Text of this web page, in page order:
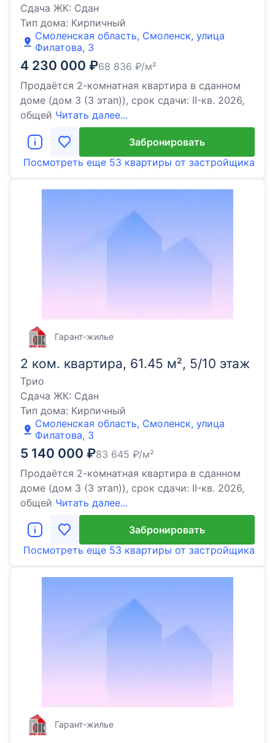
Сдача ЖК: Сдан
Тип дома: Кирпичный
Смоленская область, Смоленск, улица
Филатова, 3
4 230 000 ₽68 836 ₽/м²
Продаётся 2-комнатная квартира в сданном
доме (дом 3 (3 этап)), срок сдачи: II-кв. 2026,
общей Читать далее...
Забронировать
Посмотреть еще 53 квартиры от застройщика
2 ком. квартира, 61.45 м², 5/10 этаж
Трио
Сдача ЖК: Сдан
Тип дома: Кирпичный
Смоленская область, Смоленск, улица
Филатова, 3
5 140 000 ₽83 645 ₽/м²
Продаётся 2-комнатная квартира в сданном
доме (дом 3 (3 этап)), срок сдачи: II-кв. 2026,
общей Читать далее...
Гарант-жилье
Забронировать
Посмотреть еще 53 квартиры от застройщика
Гарант-жилье